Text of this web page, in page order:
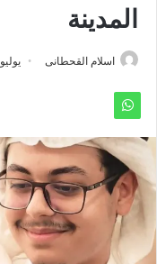
المدينة
اسلام القحطانى يوليو 1, 2026